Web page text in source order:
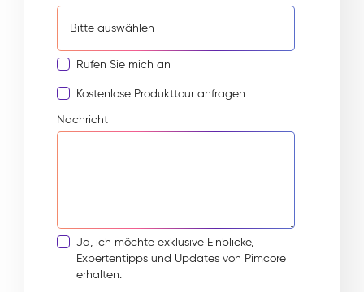
Rufen Sie mich an
Kostenlose Produkttour anfragen
Nachricht
Ja, ich möchte exklusive Einblicke,
Expertentipps und Updates von Pimcore
erhalten.